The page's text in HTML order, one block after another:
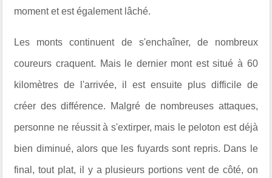
moment et est également lâché.
Les monts continuent de s'enchaîner, de nombreux
coureurs craquent. Mais le dernier mont est situé à 60
kilomètres de l'arrivée, il est ensuite plus difficile de
créer des différence. Malgré de nombreuses attaques,
personne ne réussit à s'extirper, mais le peloton est déjà
bien diminué, alors que les fuyards sont repris. Dans le
final, tout plat, il y a plusieurs portions vent de côté, on